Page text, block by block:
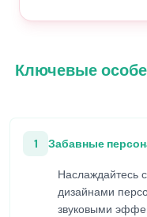
Ключевые
1 Забавные
Наслаждайтесь
дизайнами
звуковыми